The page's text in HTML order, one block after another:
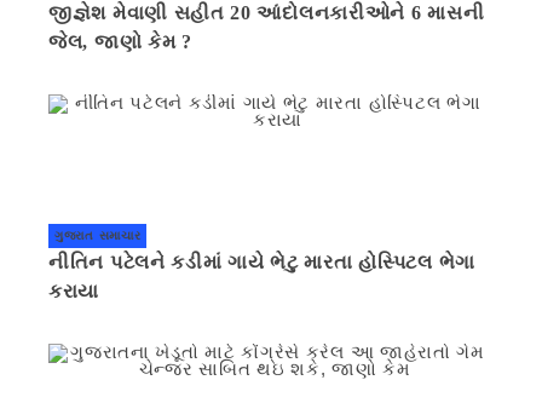
જીજ્ઞેશ મેવાણી સહીત 20 આંદોલનકારીઓને 6 માસની
જેલ, જાણો કેમ ?
ગુજરાત સમાચાર
નીતિન પટેલને કડીમાં ગાયે ભેટુ મારતા હોસ્પિટલ ભેગા
કરાયા